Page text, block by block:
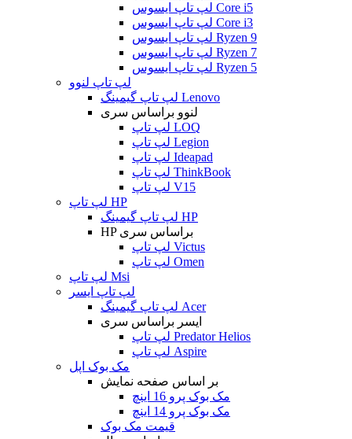
لپ تاپ ایسوس Core i5
لپ تاپ ایسوس Core i3
لپ تاپ ایسوس Ryzen 9
لپ تاپ ایسوس Ryzen 7
لپ تاپ ایسوس Ryzen 5
لپ تاپ لنوو
لپ تاپ گیمینگ Lenovo
لنوو براساس سری
لپ تاپ LOQ
لپ تاپ Legion
لپ تاپ Ideapad
لپ تاپ ThinkBook
لپ تاپ V15
لپ تاپ HP
لپ تاپ گیمینگ HP
HP براساس سری
لپ تاپ Victus
لپ تاپ Omen
لپ تاپ Msi
لپ تاپ ایسر
لپ تاپ گیمینگ Acer
ایسر براساس سری
لپ تاپ Predator Helios
لپ تاپ Aspire
مک بوک اپل
بر اساس صفحه نمایش
مک بوک پرو 16 اینچ
مک بوک پرو 14 اینچ
قیمت مک بوک